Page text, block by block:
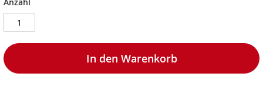
In den Warenkorb